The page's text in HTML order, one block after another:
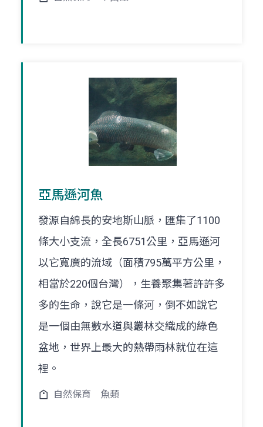
亞馬遜河魚
發源自綿長的安地斯山脈，匯集了1100
條大小支流，全長6751公里，亞馬遜河
以它寬廣的流域（面積795萬平方公里，
相當於220個台灣），生養聚集著許許多
多的生命，說它是一條河，倒不如說它
是一個由無數水道與叢林交織成的綠色
盆地，世界上最大的熱帶雨林就位在這
裡。
自然保育 魚類